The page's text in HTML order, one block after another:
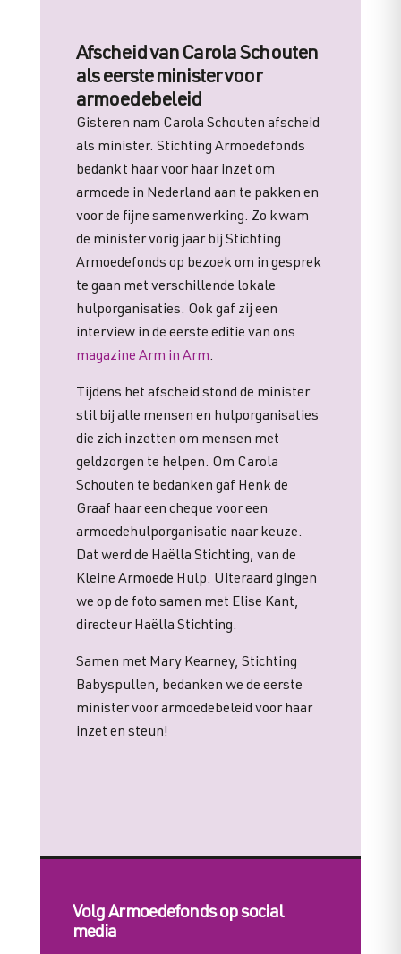
Afscheid van Carola Schouten
als eerste minister voor
armoedebeleid
Gisteren nam Carola Schouten afscheid
als minister. Stichting Armoedefonds
bedankt haar voor haar inzet om
armoede in Nederland aan te pakken en
voor de fijne samenwerking. Zo kwam
de minister vorig jaar bij Stichting
Armoedefonds op bezoek om in gesprek
te gaan met verschillende lokale
hulporganisaties. Ook gaf zij een
interview in de eerste editie van ons
magazine Arm in Arm.
Tijdens het afscheid stond de minister
stil bij alle mensen en hulporganisaties
die zich inzetten om mensen met
geldzorgen te helpen. Om Carola
Schouten te bedanken gaf Henk de
Graaf haar een cheque voor een
armoedehulporganisatie naar keuze.
Dat werd de Haëlla Stichting, van de
Kleine Armoede Hulp. Uiteraard gingen
we op de foto samen met Elise Kant,
directeur Haëlla Stichting.
Samen met Mary Kearney, Stichting
Babyspullen, bedanken we de eerste
minister voor armoedebeleid voor haar
inzet en steun!
Volg Armoedefonds op social
media